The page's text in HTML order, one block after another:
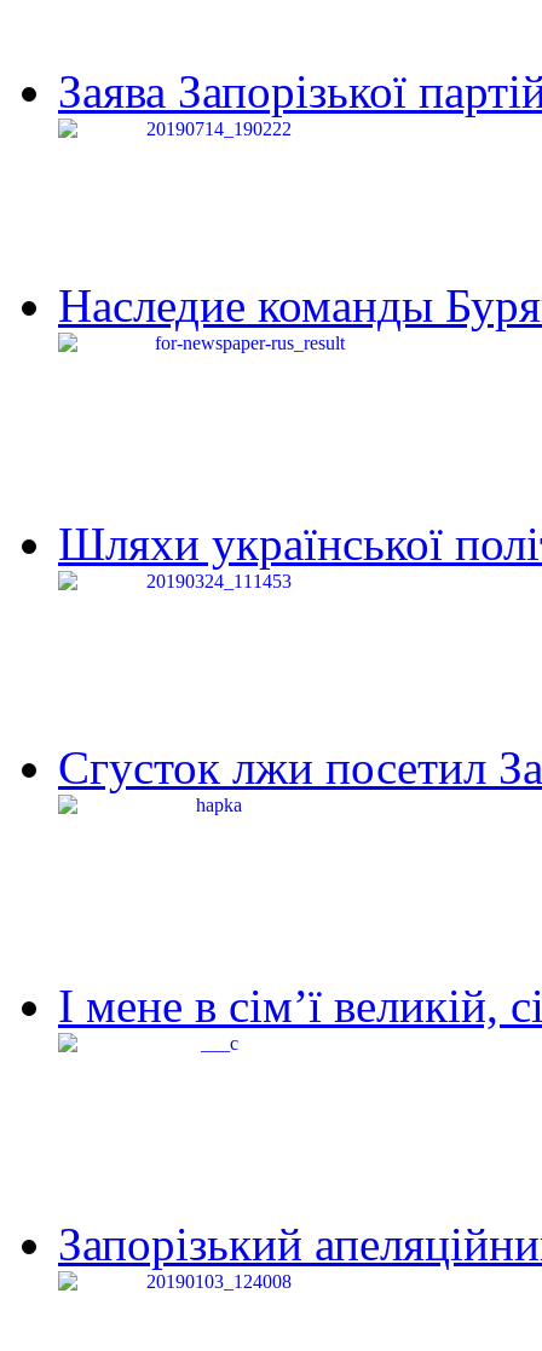
Заява Запорізької
Наследие команды
Шляхи української
Сгусток лжи посетил
І мене в сім’ї великій,
Запорізький